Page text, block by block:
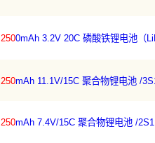
2500mAh 3.2V 20C 磷酸铁锂电池（
250mAh 11.1V/15C 聚合物锂电池 /
250mAh 7.4V/15C 聚合物锂电池 /